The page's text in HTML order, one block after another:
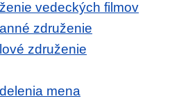
vedeckých filmov
združenie
združenie
mena